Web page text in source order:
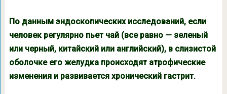
По данным эндоскопических исследований, если
человек регулярно пьет чай (все равно — зеленый
или черный, китайский или английский), в слизистой
оболочке его желудка происходят атрофические
изменения и развивается хронический гастрит.